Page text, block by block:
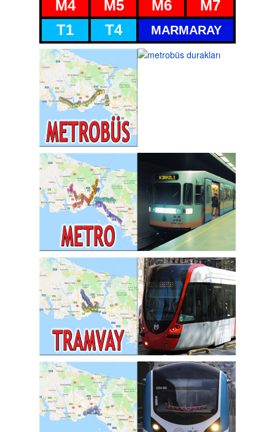
M4
M6
M7
T1
T4 MARMARAY
M5